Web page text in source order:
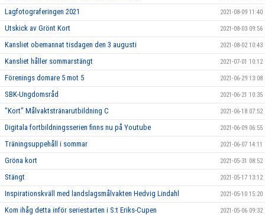
Lagfotograferingen 2021 2021-08-09 11:40
Utskick av Grönt Kort 2021-08-03 09:56
Kansliet obemannat tisdagen den 3 augusti 2021-08-02 10:43
Kansliet håller sommarstängt 2021-07-01 10:12
Förenings domare 5 mot 5 2021-06-29 13:08
SBK-Ungdomsråd 2021-06-21 10:35
"Kort" Målvaktstränarutbildning C 2021-06-18 07:52
Digitala fortbildningsserien finns nu på Youtube 2021-06-09 06:55
Träningsuppehåll i sommar 2021-06-07 14:11
Gröna kort 2021-05-31 08:52
Stängt 2021-05-17 13:12
Inspirationskväll med landslagsmålvakten Hedvig Lindahl 2021-05-10 15:20
Kom ihåg detta inför seriestarten i S:t Eriks-Cupen 2021-05-06 09:32